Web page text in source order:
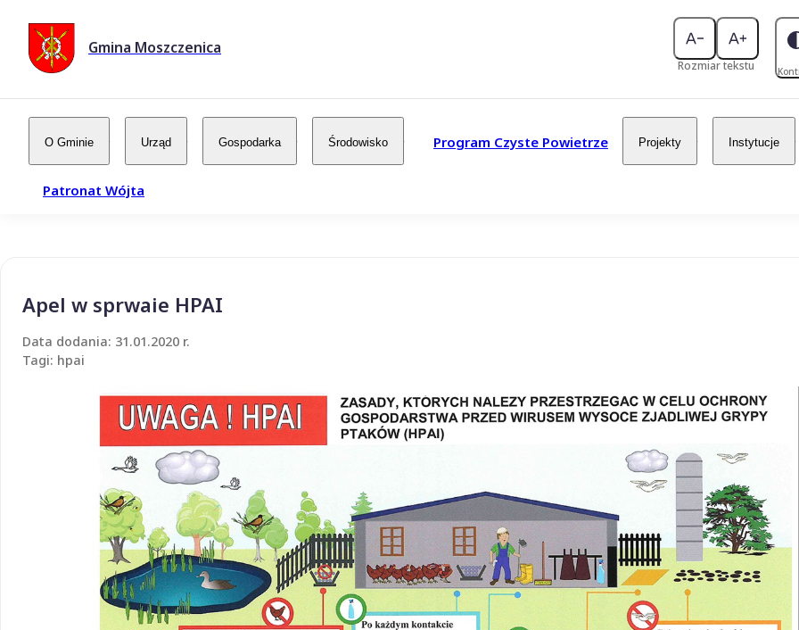
Gmina Moszczenica
Rozmiar tekstu
O Gminie Urząd Gospodarka Środowisko Program Czyste Powietrze Projekty Instytucje
Patronat Wójta
Apel w sprwaie HPAI
Data dodania: 31.01.2020 r.
Tagi: hpai